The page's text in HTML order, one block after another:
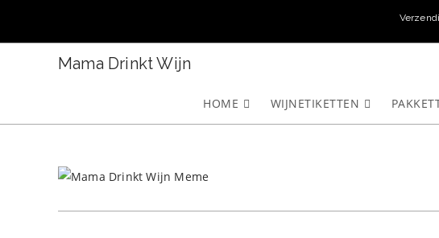
Mama Drinkt Wijn
HOME WIJNETIKETTEN